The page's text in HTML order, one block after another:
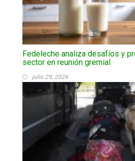
Fedeleche analiza desafíos y
sector en reunión gremial
julio 29, 2026